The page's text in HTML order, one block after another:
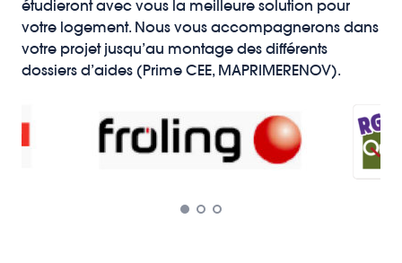
étudieront avec vous la meilleure solution pour
votre logement. Nous vous accompagnerons dans
votre projet jusqu’au montage des différents
dossiers d’aides (Prime CEE, MAPRIMERENOV).